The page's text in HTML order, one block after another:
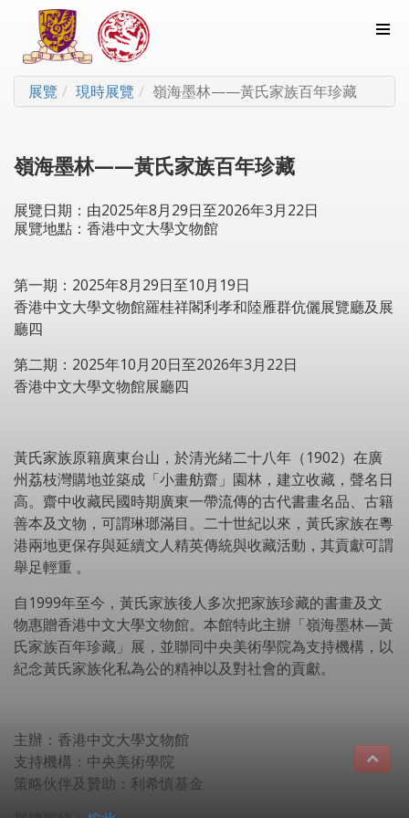
展覽 現時展覽 嶺海墨林——黃氏家族百年珍藏
嶺海墨林——黃氏家族百年珍藏
展覽日期：由2025年8月29日至2026年3月22日
展覽地點：香港中文大學文物館
第一期：2025年8月29日至10月19日
香港中文大學文物館羅桂祥閣利孝和陸雁群伉儷展覽廳及展
廳四
第二期：2025年10月20日至2026年3月22日
香港中文大學文物館展廳四
黃氏家族原籍廣東台山，於清光緒二十八年（1902）在廣
州荔枝灣購地並築成「小畫舫齋」園林，建立收藏，聲名日
高。齋中收藏民國時期廣東一帶流傳的古代書畫名品、古籍
善本及文物，可謂琳瑯滿目。二十世紀以來，黃氏家族在粵
港兩地更保存與延續文人精英傳統與收藏活動，其貢獻可謂
舉足輕重 。
自1999年至今，黃氏家族後人多次把家族珍藏的書畫及文
物惠贈香港中文大學文物館。本館特此主辦「嶺海墨林—黃
氏家族百年珍藏」展，並聯同中央美術學院為支持機構，以
紀念黃氏家族化私為公的精神以及對社會的貢獻。
主辦：香港中文大學文物館
支持機構：中央美術學院
策略伙伴及贊助：利希慎基金